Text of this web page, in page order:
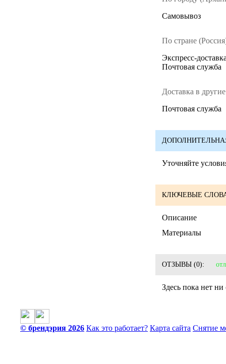
Cамовывоз
По стране
Экспресс-
Почтовая служба
Доставка в
Почтовая служба
Уточняйте
КЛЮЧЕВЫЕ
Описание
Материалы
ОТЗЫВЫ (0):
Здесь пока нет
© брендэрия 2026 Как это работает? Карта сайта Снятие